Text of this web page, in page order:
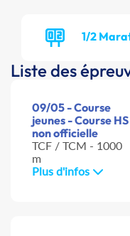
1/2
Liste des
09/05 - Course
jeunes - Course HS
non officielle
TCF / TCM - 1000
m
Plus d'infos